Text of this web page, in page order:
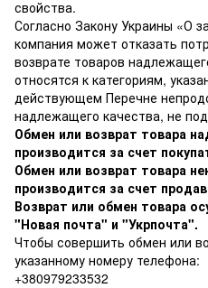
свойства.
Согласно Закону Украины «О
компания может отказать
возврате товаров
относятся к категориям,
действующем Перечне
надлежащего качества, не
Обмен или возврат товара
производится за счет
Обмен или возврат товара
производится за счет
Возврат или обмен товара
"Новая почта" и "Укрпочта".
Чтобы совершить обмен или
указанному номеру телефона:
+380979233532